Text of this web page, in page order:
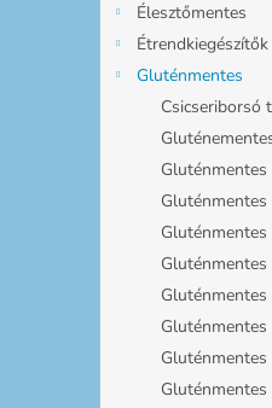
Élesztőmentes
Étrendkiegészítők
Gluténmentes
Csicseriborsó
Gluténmentes